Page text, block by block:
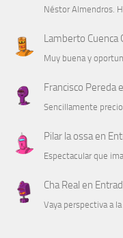
Néstor Almendros.
Lamberto Cuenca
Muy buena y
Francisco Pereda
Sencillamente
Pilar la ossaen
Espectacular que
Cha Real en
Vaya perspectiva a